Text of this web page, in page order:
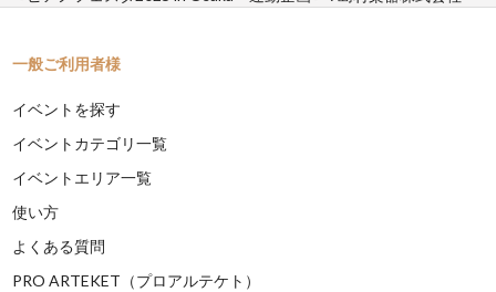
一般ご利用者様
イベントを探す
イベントカテゴリ一覧
イベントエリア一覧
使い方
よくある質問
PRO ARTEKET（プロアルテケト）